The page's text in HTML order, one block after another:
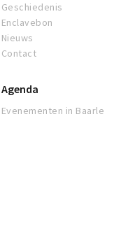
Geschiedenis
Enclavebon
Nieuws
Contact
Agenda
Evenementen in Baarle